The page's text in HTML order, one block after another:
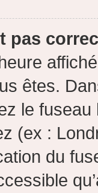
pas
êtes.
le fuseau
(ex :
du